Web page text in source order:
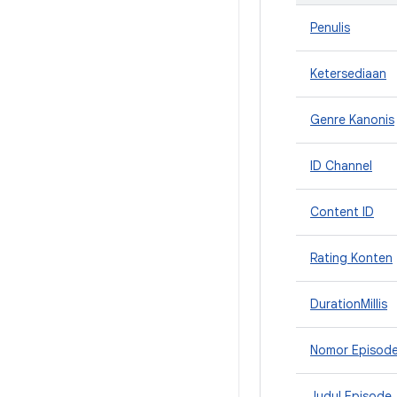
Penulis
Ketersediaan
Genre Kanonis
ID Channel
Content ID
Rating Konten
DurationMillis
Nomor